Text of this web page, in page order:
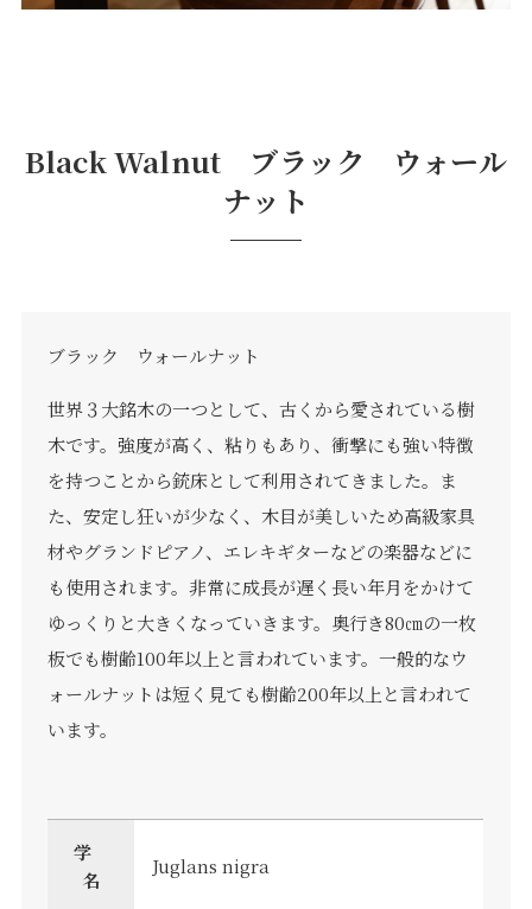
Black Walnut ブラック ウォール
ナット
ブラック ウォールナット
世界３大銘木の一つとして、古くから愛されている樹
木です。強度が高く、粘りもあり、衝撃にも強い特徴
を持つことから銃床として利用されてきました。ま
た、安定し狂いが少なく、木目が美しいため高級家具
材やグランドピアノ、エレキギターなどの楽器などに
も使用されます。非常に成長が遅く長い年月をかけて
ゆっくりと大きくなっていきます。奥行き80㎝の一枚
板でも樹齢100年以上と言われています。一般的なウ
ォールナットは短く見ても樹齢200年以上と言われて
います。
学
名
Juglans nigra